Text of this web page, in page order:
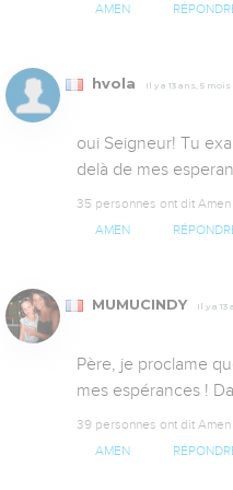
AMEN
hvola Il y a 13 ans, 5 mois
oui Seigneur! Tu
delà de mes
35 personnes ont dit Amen
AMEN
MUMUCINDY Il y a 13
Père, je proclame
mes espérances !
39 personnes ont dit Amen
AMEN